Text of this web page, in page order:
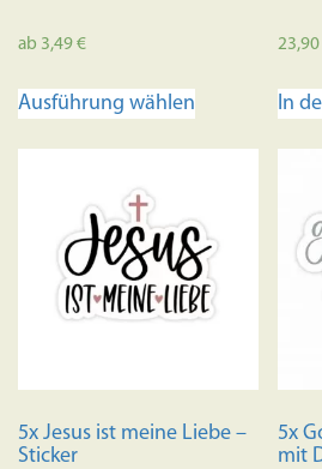
ab 3,49€
Ausführung wählen
auf.
Die
Optionen
können
gewählt
In
5x Jesus ist meine Liebe –
Sticker
5x
mit